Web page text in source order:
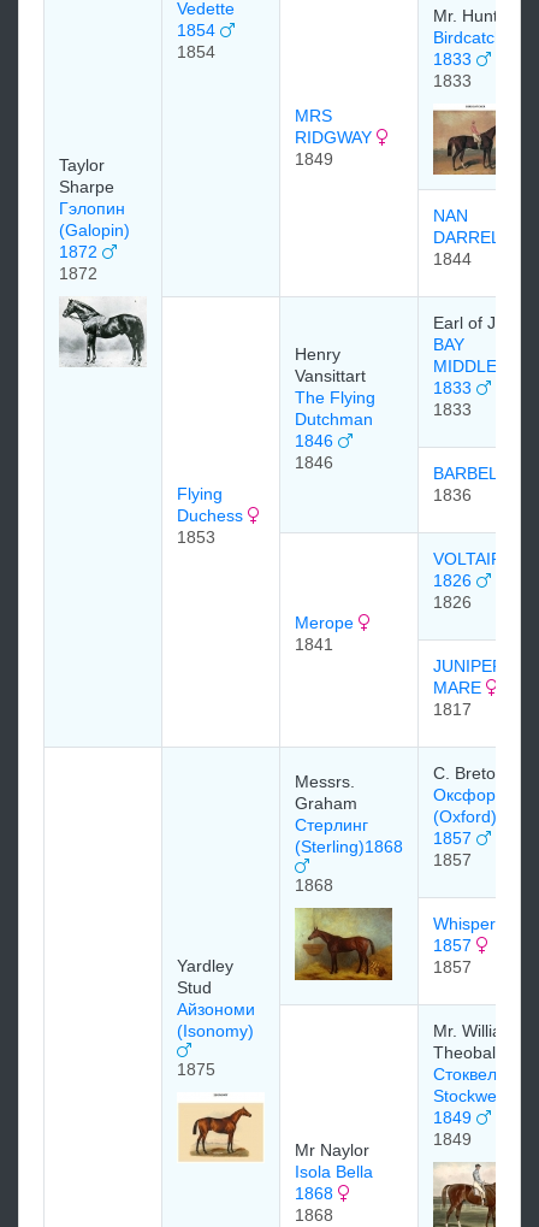
Taylor
Sharpe
Гэлопин
(Galopin)
1872
1872
Vedette
1854
1854
MRS
RIDGWAY
1849
Mr. Hunter
Birdcatcher
1833
1833
NAN
DARRELL
1844
Flying
Duchess
1853
Henry
Vansittart
The Flying
Dutchman
1846
1846
Earl of Jersey
BAY
MIDDLETON
1833
1833
BARBELLE
1836
Merope
1841
VOLTAIRE
1826
1826
JUNIPER
MARE
1817
Yardley
Stud
Айзономи
(Isonomy)
1875
Messrs.
Graham
Стерлинг
(Sterling)1868
1868
C. Breton
Оксфорд
(Oxford)
1857
1857
Whisper
1857
1857
Mr Naylor
Isola Bella
1868
1868
Mr. William
Theobald
Стоквелл
Stockwell
1849
1849